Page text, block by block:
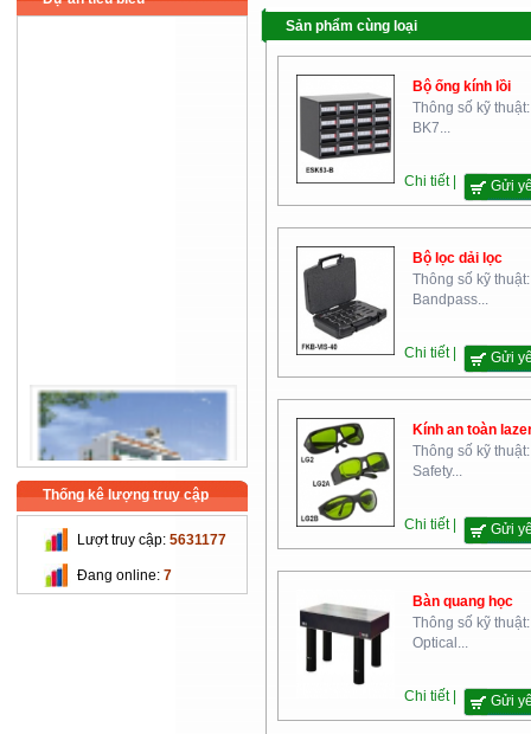
Trường Cao Đẳng Nghề Cơ
Khí Nông Nghiệp
Thống kê lượng truy cập
Lượt truy cập: 5631177
Đang online: 7
Sản phẩm cùng loại
Bộ ống kính lồi
Thông số kỹ
BK7...
Chi tiết | Gửi
Bộ lọc dải lọc
Thông số kỹ
Bandpass...
Chi tiết | Gửi
Kính an toàn
Thông số kỹ
Safety...
Chi tiết | Gửi
Bàn quang học
Thông số kỹ
Optical...
Chi tiết | Gửi